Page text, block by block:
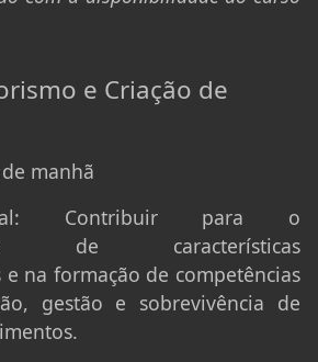
e Criação de
manhã
Contribuir para o
de características
na formação de competências
gestão e sobrevivência de